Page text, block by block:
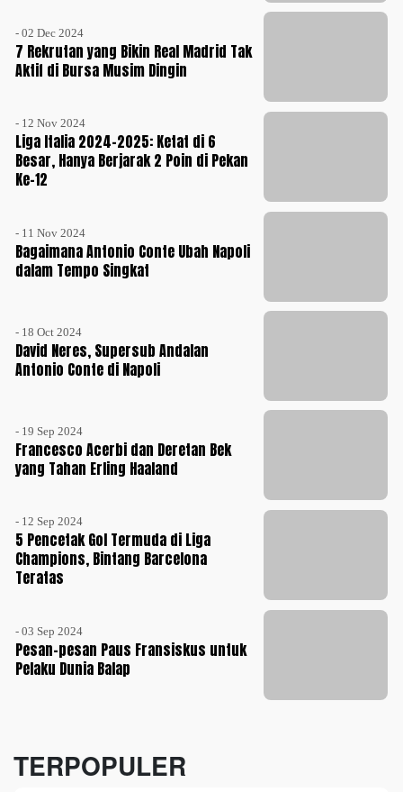
- 02 Dec 2024
7 Rekrutan yang Bikin Real Madrid Tak
Aktif di Bursa Musim Dingin
- 12 Nov 2024
Liga Italia 2024-2025: Ketat di 6
Besar, Hanya Berjarak 2 Poin di Pekan
Ke-12
- 11 Nov 2024
Bagaimana Antonio Conte Ubah Napoli
dalam Tempo Singkat
- 18 Oct 2024
David Neres, Supersub Andalan
Antonio Conte di Napoli
- 19 Sep 2024
Francesco Acerbi dan Deretan Bek
yang Tahan Erling Haaland
- 12 Sep 2024
5 Pencetak Gol Termuda di Liga
Champions, Bintang Barcelona
Teratas
- 03 Sep 2024
Pesan-pesan Paus Fransiskus untuk
Pelaku Dunia Balap
TERPOPULER